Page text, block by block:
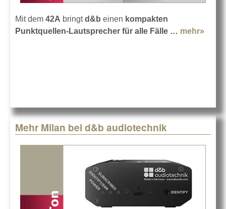
Mit dem 42A bringtd&b einen kompakten
Punktquellen-Lautsprecher für alle Fälle … mehr»
Mehr Milan bei d&b audiotechnik